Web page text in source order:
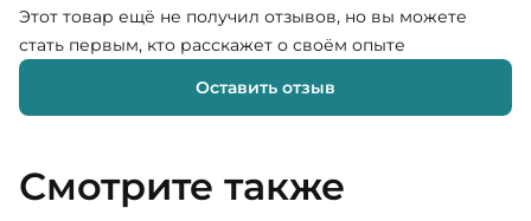
Этот товар ещё не получил отзывов, но вы можете
стать первым, кто расскажет о своём опыте
Оставить отзыв
Смотрите также